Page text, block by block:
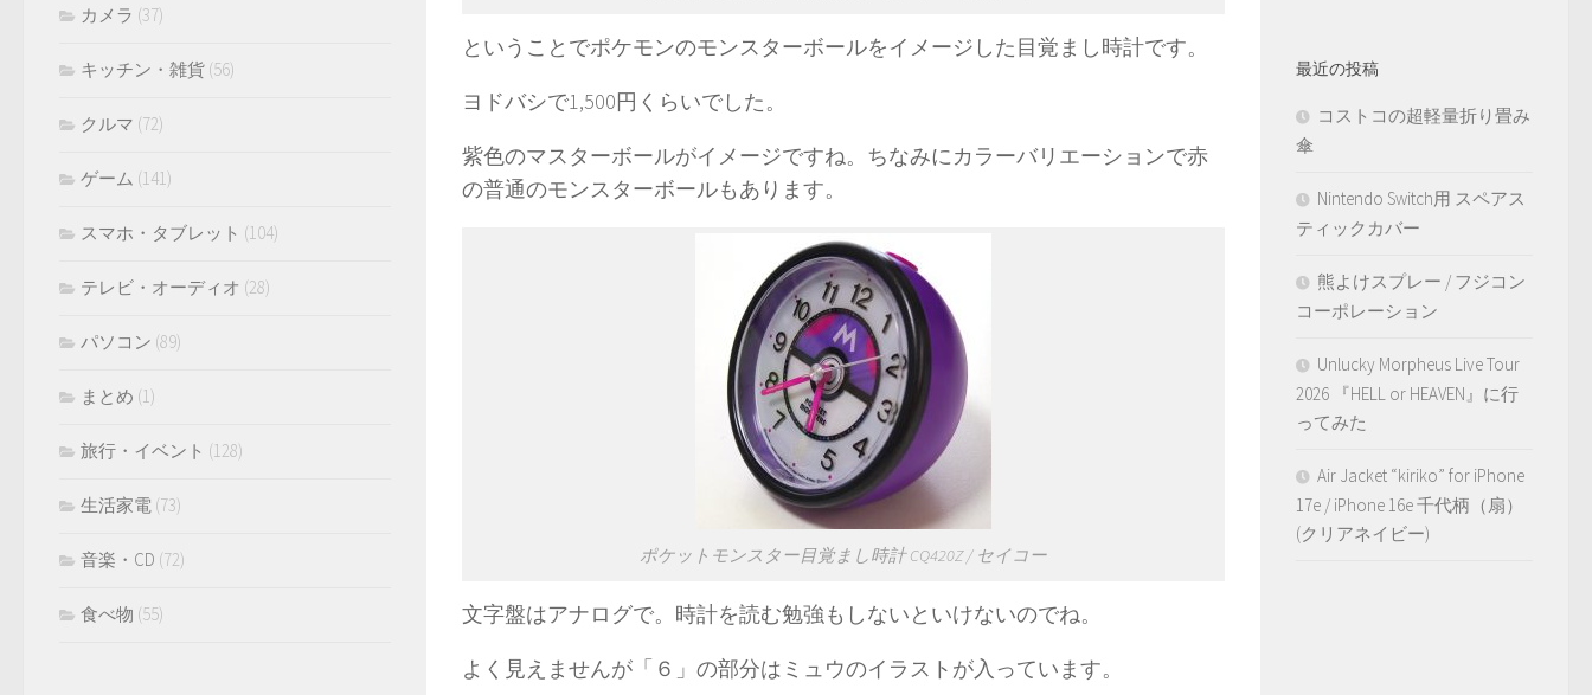
ということでポケモンのモンスターボールをイメージした目覚まし時計です。
ヨドバシで1,500円くらいでした。
紫色のマスターボールがイメージですね。ちなみにカラーバリエーションで赤
の普通のモンスターボールもあります。
ポケットモンスター目覚まし時計 CQ420Z / セイコー
文字盤はアナログで。時計を読む勉強もしないといけないのでね。
よく見えませんが「６」の部分はミュウのイラストが入っています。
カメラ (37)
キッチン・雑貨 (56)
クルマ (72)
ゲーム (141)
スマホ・タブレット (104)
テレビ・オーディオ (28)
パソコン (89)
まとめ (1)
旅行・イベント (128)
生活家電 (73)
音楽・CD (72)
食べ物 (55)
最近の投稿
コストコの超軽量折り畳み
傘
Nintendo Switch用 スペアス
ティックカバー
熊よけスプレー / フジコン
コーポレーション
Unlucky Morpheus Live Tour
2026 『HELL or HEAVEN』に行
ってみた
Air Jacket “kiriko” for iPhone
17e / iPhone 16e 千代柄（扇）
(クリアネイビー)